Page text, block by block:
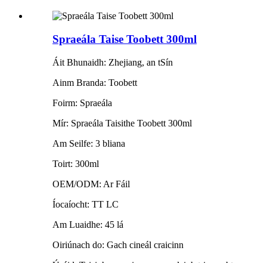
Spraeála Taise Toobett 300ml
Áit Bhunaidh: Zhejiang, an tSín
Ainm Branda: Toobett
Foirm: Spraeála
Mír: Spraeála Taisithe Toobett 300ml
Am Seilfe: 3 bliana
Toirt: 300ml
OEM/ODM: Ar Fáil
Íocaíocht: TT LC
Am Luaidhe: 45 lá
Oiriúnach do: Gach cineál craicinn